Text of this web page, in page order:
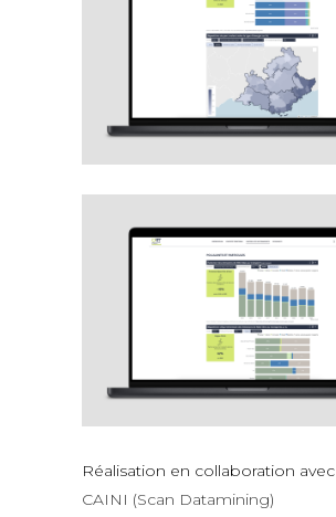
Réalisation en collaboration avec
CAINI (Scan Datamining)